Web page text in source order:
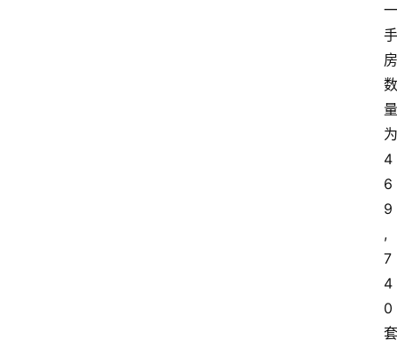
4
6
9
,
7
4
0